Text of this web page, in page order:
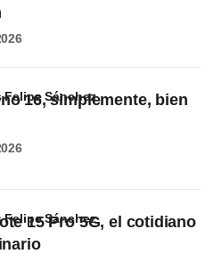
16, simplemente, bien
Felipe Sánchez
15 Pro 5G, el cotidiano
Felipe Sánchez